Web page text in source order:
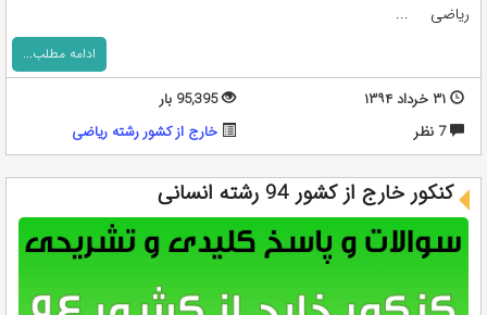
ریاضی ...
ادامه مطلب...
۳۱ خرداد ۱۳۹۴
95,395 بار
7 نظر
خارج از کشور رشته ریاضی
کنکور خارج از کشور 94 رشته انسانی